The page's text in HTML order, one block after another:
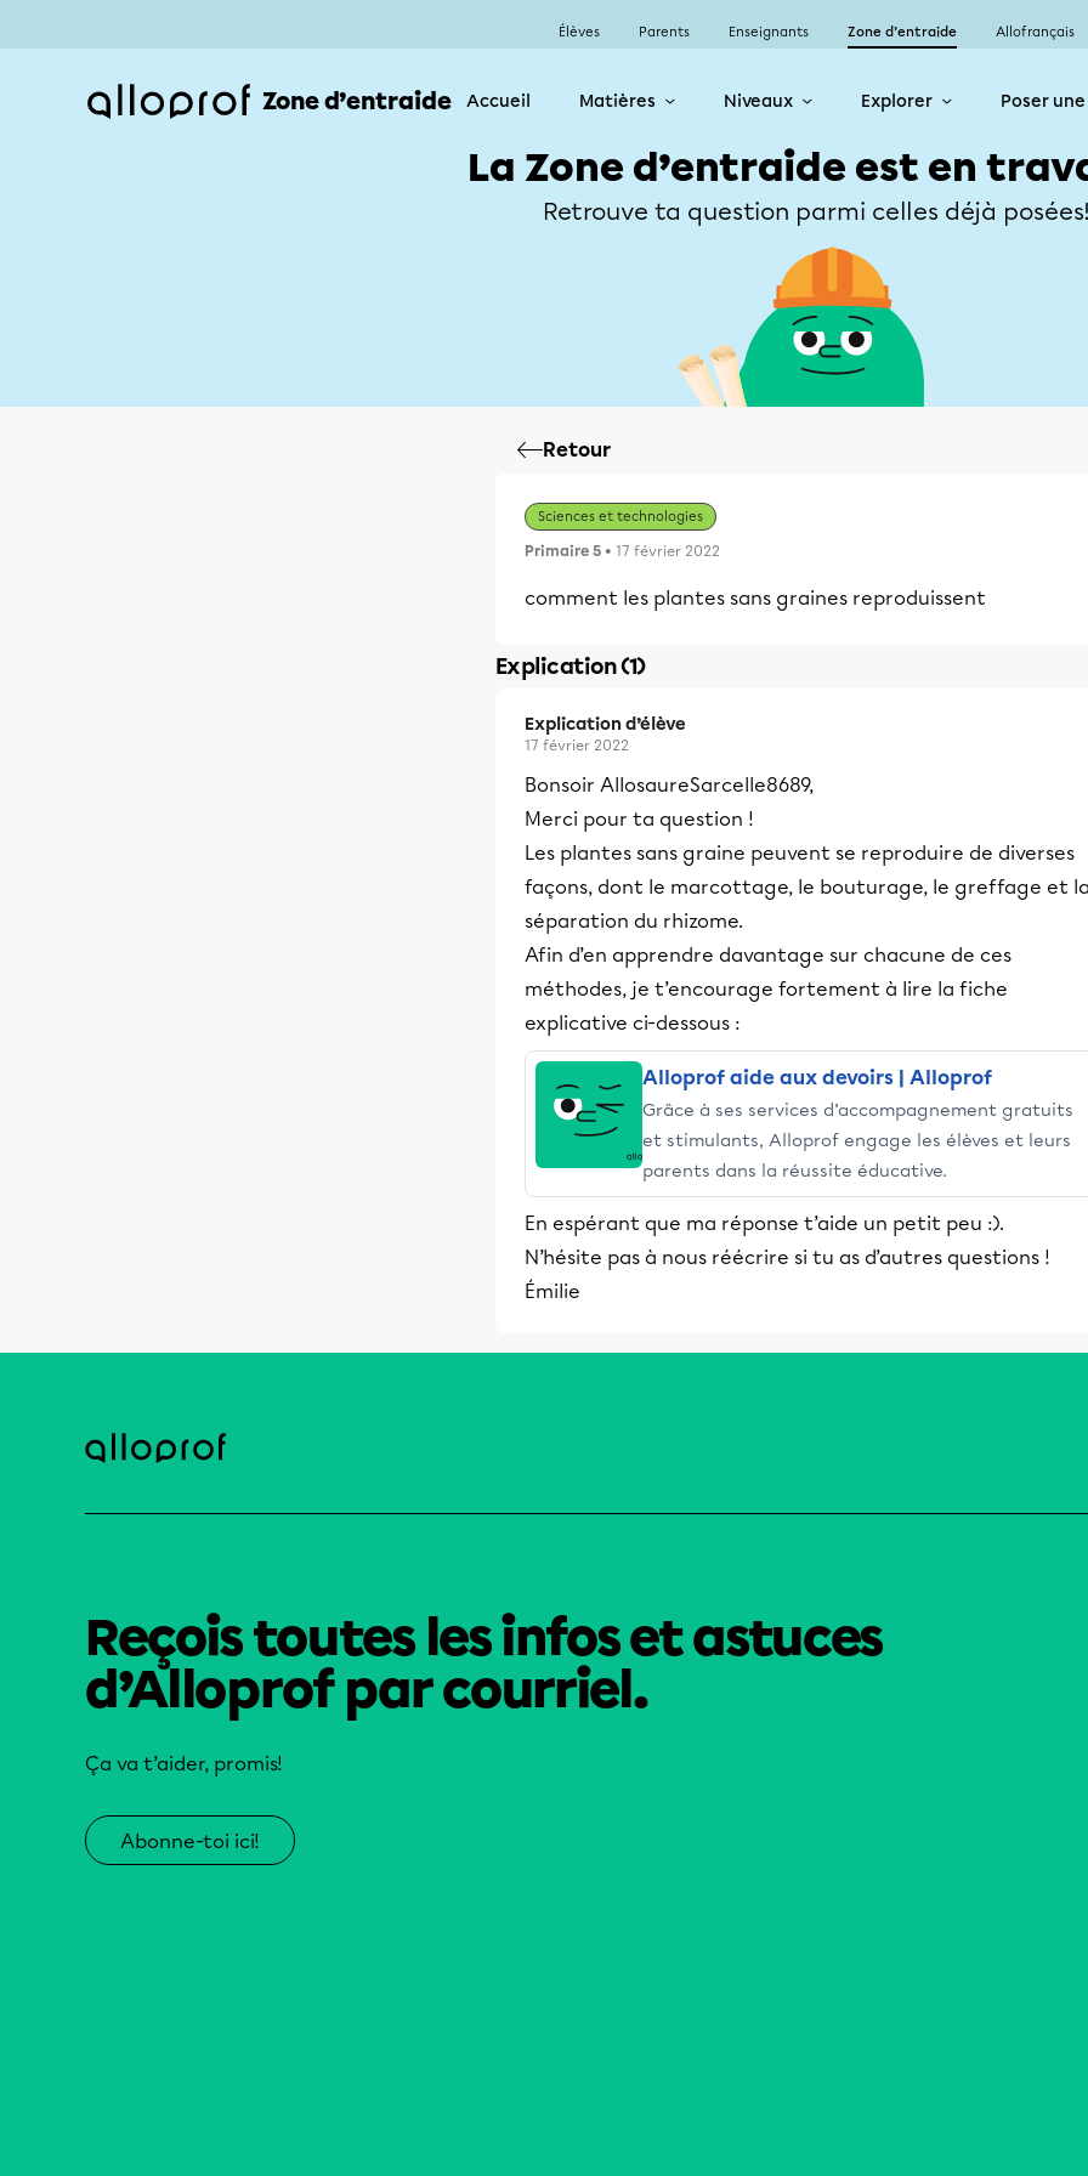
Élèves Parents Enseignants Zone d’entraide Allofrançais
Zone d’entraide Accueil Matières Niveaux Explorer Poser
La Zone d’entraide est en
Retrouve ta question parmi celles déjà
Retour
Sciences et technologies
Primaire 5 • 17 février 2022
comment les plantes sans graines reproduissent
Explication (1)
Explication d’élève
17 février 2022
Bonsoir AllosaureSarcelle8689,
Merci pour ta question !
Les plantes sans graine peuvent se reproduire de diverses
façons, dont le marcottage, le bouturage, le greffage et
séparation du rhizome.
Afin d’en apprendre davantage sur chacune de ces
méthodes, je t’encourage fortement à lire la fiche
explicative ci-dessous :
Alloprof aide aux devoirs | Alloprof
Grâce à ses services d’accompagnement gratuits
et stimulants, Alloprof engage les élèves et leurs
parents dans la réussite éducative.
En espérant que ma réponse t’aide un petit peu :).
N’hésite pas à nous réécrire si tu as d’autres questions !
Émilie
Reçois toutes les infos et astuces
d’Alloprof par courriel.
Ça va t’aider, promis!
Abonne-toi ici!